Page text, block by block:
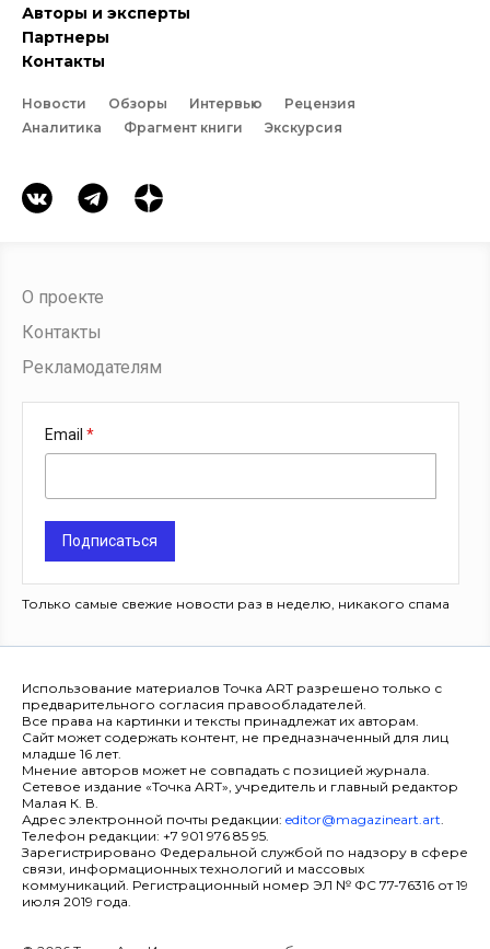
Авторы и эксперты
Партнеры
Контакты
Новости Обзоры Интервью
Рецензия
Аналитика
Фрагмент книги Экскурсия
О проекте
Контакты
Рекламодателям
Email
Подписаться
Только самые свежие новости раз в неделю, никакого спама
Использование материалов Точка ART разрешено только с
предварительного согласия правообладателей.
Все права на картинки и тексты принадлежат их авторам.
Сайт может содержать контент, не предназначенный для лиц
младше 16 лет.
Мнение авторов может не совпадать с позицией журнала.
Сетевое издание «Точка ART», учредитель и главный редактор
Малая К. В.
Адрес электронной почты редакции: editor@magazineart.art.
Телефон редакции: +7 901 976 85 95.
Зарегистрировано Федеральной службой по надзору в сфере
связи, информационных технологий и массовых
коммуникаций. Регистрационный номер ЭЛ № ФС 77-76316 от 19
июля 2019 года.